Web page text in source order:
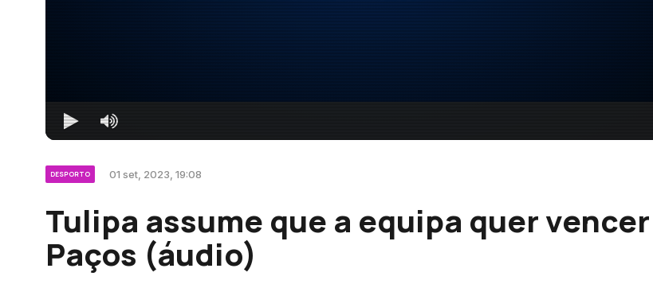
DESPORTO 01 set, 2023, 19:08
Tulipa assume que a equipa quer vencer
Paços (áudio)